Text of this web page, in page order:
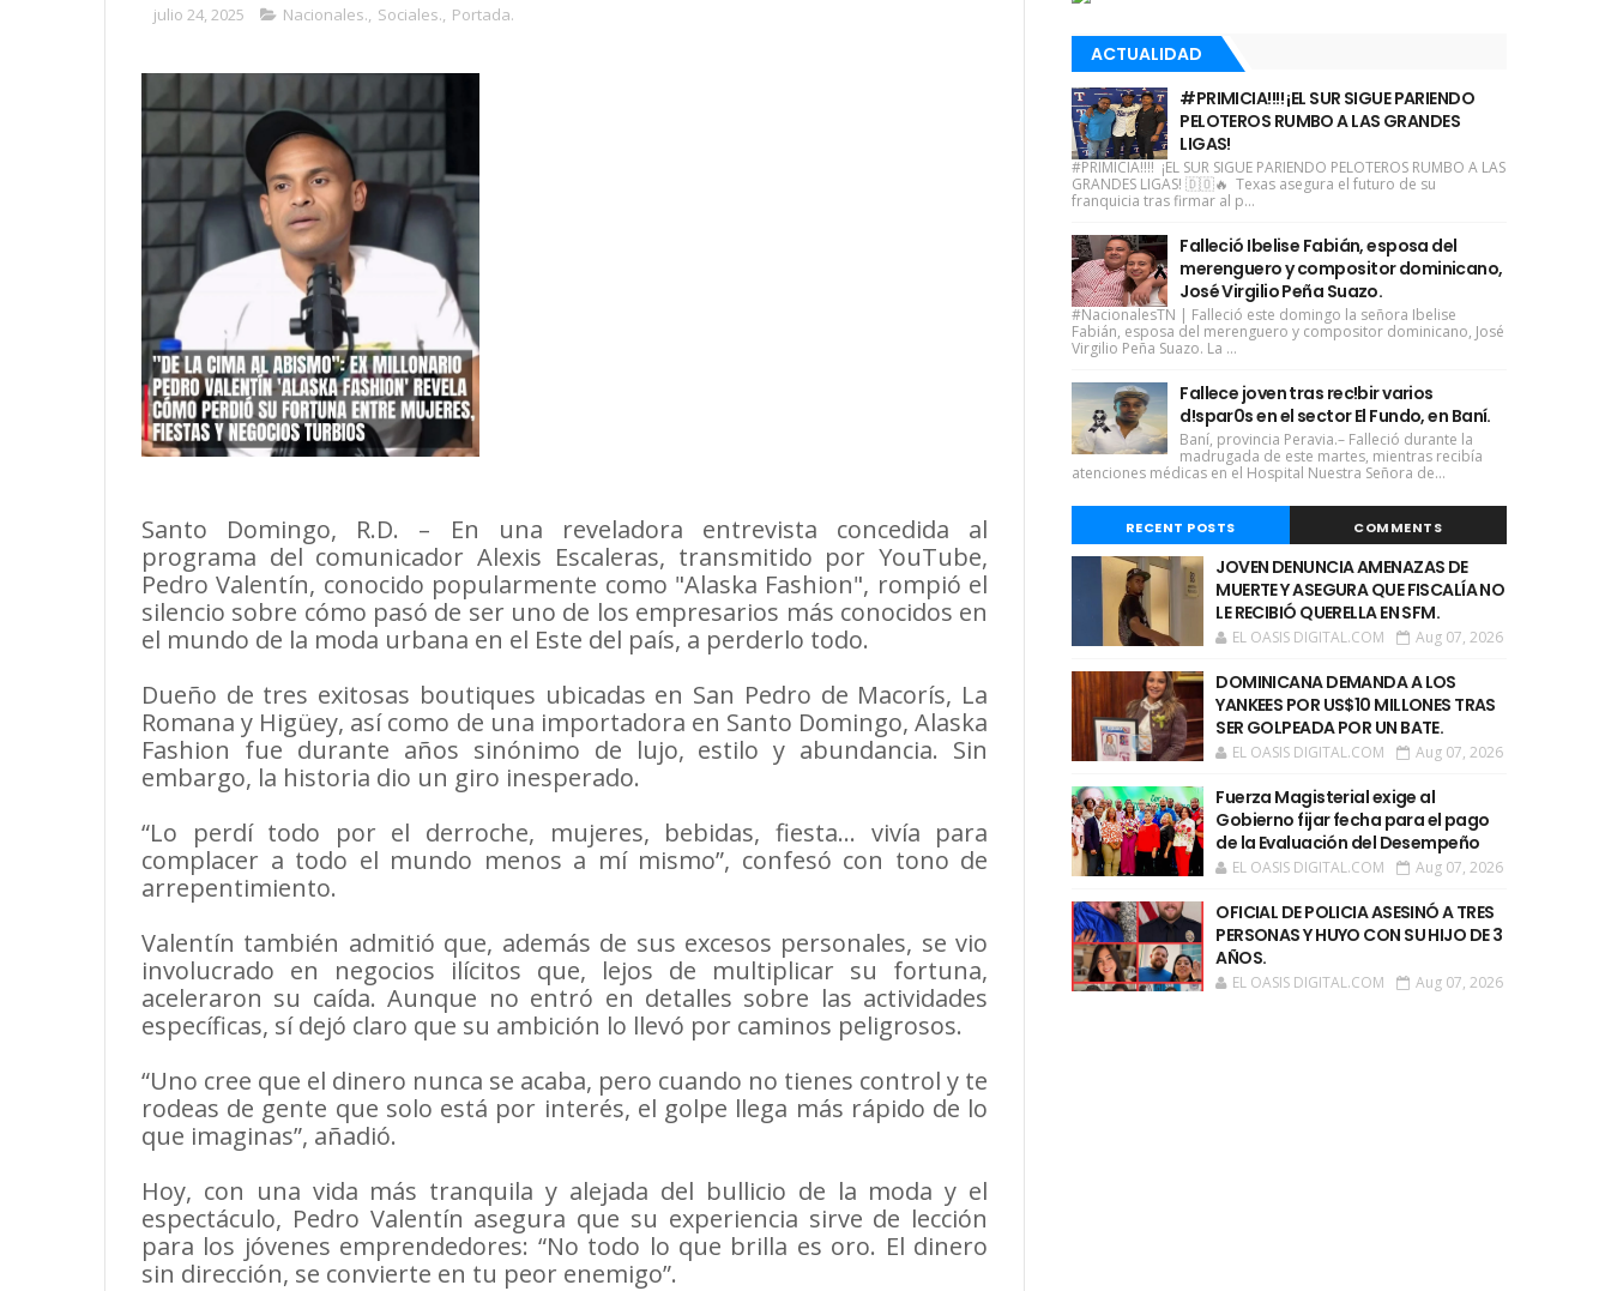
julio 24, 2025 Nacionales., Sociales., Portada.
Santo Domingo, R.D. – En una reveladora entrevista concedida al
programa del comunicador Alexis Escaleras, transmitido por YouTube,
Pedro Valentín, conocido popularmente como "Alaska Fashion", rompió el
silencio sobre cómo pasó de ser uno de los empresarios más conocidos en
el mundo de la moda urbana en el Este del país, a perderlo todo.
Dueño de tres exitosas boutiques ubicadas en San Pedro de Macorís, La
Romana y Higüey, así como de una importadora en Santo Domingo, Alaska
Fashion fue durante años sinónimo de lujo, estilo y abundancia. Sin
embargo, la historia dio un giro inesperado.
“Lo perdí todo por el derroche, mujeres, bebidas, fiesta… vivía para
complacer a todo el mundo menos a mí mismo”, confesó con tono de
arrepentimiento.
Valentín también admitió que, además de sus excesos personales, se vio
involucrado en negocios ilícitos que, lejos de multiplicar su fortuna,
aceleraron su caída. Aunque no entró en detalles sobre las actividades
específicas, sí dejó claro que su ambición lo llevó por caminos peligrosos.
“Uno cree que el dinero nunca se acaba, pero cuando no tienes control y te
rodeas de gente que solo está por interés, el golpe llega más rápido de lo
que imaginas”, añadió.
Hoy, con una vida más tranquila y alejada del bullicio de la moda y el
espectáculo, Pedro Valentín asegura que su experiencia sirve de lección
para los jóvenes emprendedores: “No todo lo que brilla es oro. El dinero
sin dirección, se convierte en tu peor enemigo”.
ACTUALIDAD
#PRIMICIA!!!! ¡EL SUR SIGUE PARIENDO
PELOTEROS RUMBO A LAS GRANDES
LIGAS!
#PRIMICIA!!!! ¡EL SUR SIGUE PARIENDO PELOTEROS RUMBO A LAS
GRANDES LIGAS! 🇩🇴🔥 Texas asegura el futuro de su
franquicia tras firmar al p...
Falleció Ibelise Fabián, esposa del
merenguero y compositor dominicano,
José Virgilio Peña Suazo.
#NacionalesTN | Falleció este domingo la señora Ibelise
Fabián, esposa del merenguero y compositor dominicano, José
Virgilio Peña Suazo. La ...
Fallece joven tras rec!bir varios
d!spar0s en el sector El Fundo, en Baní.
Baní, provincia Peravia.– Falleció durante la
madrugada de este martes, mientras recibía
atenciones médicas en el Hospital Nuestra Señora de...
RECENT POSTS COMMENTS
JOVEN DENUNCIA AMENAZAS DE
MUERTE Y ASEGURA QUE FISCALÍA NO
LE RECIBIÓ QUERELLA EN SFM.
EL OASIS DIGITAL.COM Aug 07, 2026
DOMINICANA DEMANDA A LOS
YANKEES POR US$10 MILLONES TRAS
SER GOLPEADA POR UN BATE.
EL OASIS DIGITAL.COM Aug 07, 2026
Fuerza Magisterial exige al
Gobierno fijar fecha para el pago
de la Evaluación del Desempeño
EL OASIS DIGITAL.COM Aug 07, 2026
OFICIAL DE POLICIA ASESINÓ A TRES
PERSONAS Y HUYO CON SU HIJO DE 3
AÑOS.
EL OASIS DIGITAL.COM Aug 07, 2026